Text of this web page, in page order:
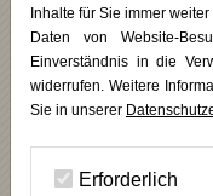
Bildungsurlaub/
Vertiefungskurse
Ein Jahr für die
Skulptur
Vertiefung und
Inhalte für Sie immer
Daten von Website-
Einverständnis in die
widerrufen. Weitere
Sie in unserer
Erforderlich